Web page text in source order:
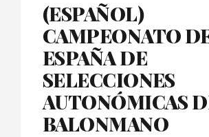
(ESPAÑOL)
CAMPEONATO
ESPAÑA DE
SELECCIONES
AUTONÓMICAS
BALONMANO